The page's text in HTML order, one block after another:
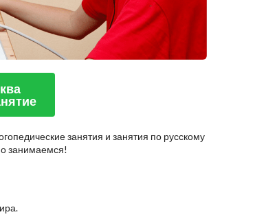
занятия и занятия по русскому
занимаемся!